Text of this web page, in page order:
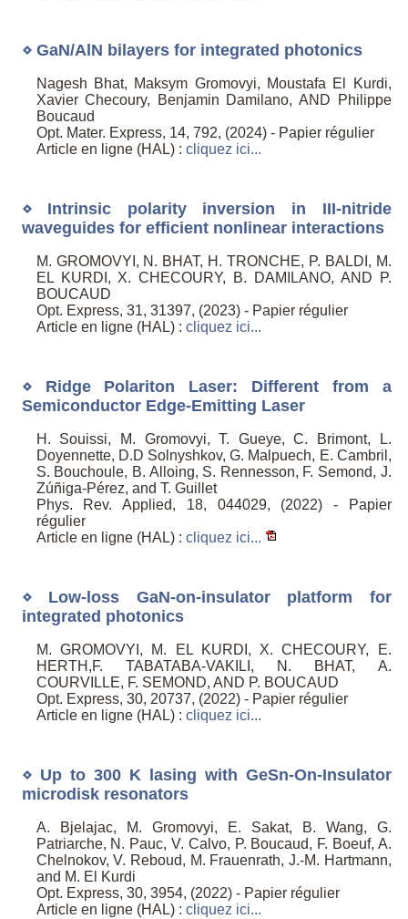
⋄ GaN/AlN bilayers for integrated photonics
Nagesh Bhat, Maksym Gromovyi, Moustafa El Kurdi,
Xavier Checoury, Benjamin Damilano, AND Philippe
Boucaud
Opt. Mater. Express, 14, 792, (2024) - Papier régulier
Article en ligne (HAL) : cliquez ici...
⋄ Intrinsic polarity inversion in III-nitride
waveguides for efficient nonlinear interactions
M. GROMOVYI, N. BHAT, H. TRONCHE, P. BALDI, M.
EL KURDI, X. CHECOURY, B. DAMILANO, AND P.
BOUCAUD
Opt. Express, 31, 31397, (2023) - Papier régulier
Article en ligne (HAL) : cliquez ici...
⋄ Ridge Polariton Laser: Different from a
Semiconductor Edge-Emitting Laser
H. Souissi, M. Gromovyi, T. Gueye, C. Brimont, L.
Doyennette, D.D Solnyshkov, G. Malpuech, E. Cambril,
S. Bouchoule, B. Alloing, S. Rennesson, F. Semond, J.
Zúñiga-Pérez, and T. Guillet
Phys. Rev. Applied, 18, 044029, (2022) - Papier
régulier
Article en ligne (HAL) : cliquez ici...
⋄ Low-loss GaN-on-insulator platform for
integrated photonics
M. GROMOVYI, M. EL KURDI, X. CHECOURY, E.
HERTH,F. TABATABA-VAKILI, N. BHAT, A.
COURVILLE, F. SEMOND, AND P. BOUCAUD
Opt. Express, 30, 20737, (2022) - Papier régulier
Article en ligne (HAL) : cliquez ici...
⋄ Up to 300 K lasing with GeSn-On-Insulator
microdisk resonators
A. Bjelajac, M. Gromovyi, E. Sakat, B. Wang, G.
Patriarche, N. Pauc, V. Calvo, P. Boucaud, F. Boeuf, A.
Chelnokov, V. Reboud, M. Frauenrath, J.-M. Hartmann,
and M. El Kurdi
Opt. Express, 30, 3954, (2022) - Papier régulier
Article en ligne (HAL) : cliquez ici...